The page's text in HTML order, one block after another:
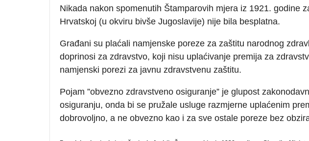
Nikada nakon spomenutih Štamparovih mjera iz 1921. godine
Hrvatskoj (u okviru bivše Jugoslavije) nije bila besplatna.
Građani su plaćali namjenske poreze za zaštitu narodnog
doprinosi za zdravstvo, koji nisu uplaćivanje premija za
namjenski porezi za javnu zdravstvenu zaštitu.
Pojam ”obvezno zdravstveno osiguranje” je glupost
osiguranju, onda bi se pružale usluge razmjerne uplaćenim
dobrovoljno, a ne obvezno kao i za sve ostale poreze bez